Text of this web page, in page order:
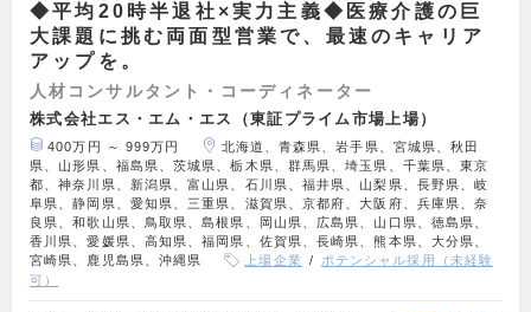
◆平均20時半退社×実力主義◆医療介護の巨
大課題に挑む両面型営業で、最速のキャリア
アップを。
人材コンサルタント・コーディネーター
株式会社エス・エム・エス（東証プライム市場上場）
400万円 ～ 999万円
北海道、青森県、岩手県、宮城県、秋田
県、山形県、福島県、茨城県、栃木県、群馬県、埼玉県、千葉県、東京
都、神奈川県、新潟県、富山県、石川県、福井県、山梨県、長野県、岐
阜県、静岡県、愛知県、三重県、滋賀県、京都府、大阪府、兵庫県、奈
良県、和歌山県、鳥取県、島根県、岡山県、広島県、山口県、徳島県、
香川県、愛媛県、高知県、福岡県、佐賀県、長崎県、熊本県、大分県、
宮崎県、鹿児島県、沖縄県
上場企業
ポテンシャル採用（未経験
可）